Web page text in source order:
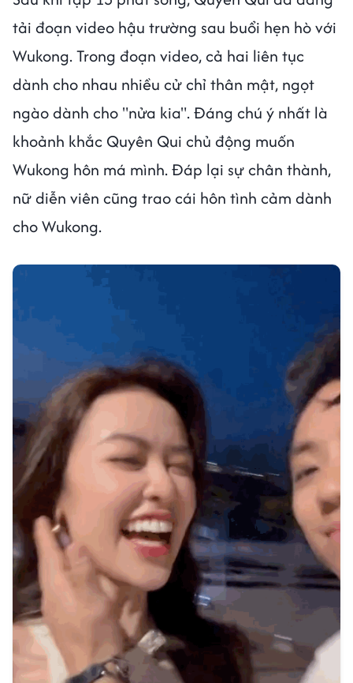
tải đoạn video hậu trường sau buổi hẹn hò với
Wukong. Trong đoạn video, cả hai liên tục
dành cho nhau nhiều cử chỉ thân mật, ngọt
ngào dành cho "nửa kia". Đáng chú ý nhất là
khoảnh khắc Quyên Qui chủ động muốn
Wukong hôn má mình. Đáp lại sự chân thành,
nữ diễn viên cũng trao cái hôn tình cảm dành
cho Wukong.